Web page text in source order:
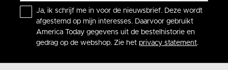
Ja, ik schrijf me in voor de nieuwsbrief. Deze wordt
afgestemd op mijn interesses. Daarvoor gebruikt
America Today gegevens uit de bestelhistorie en
gedrag op de webshop. Zie het privacy statement.